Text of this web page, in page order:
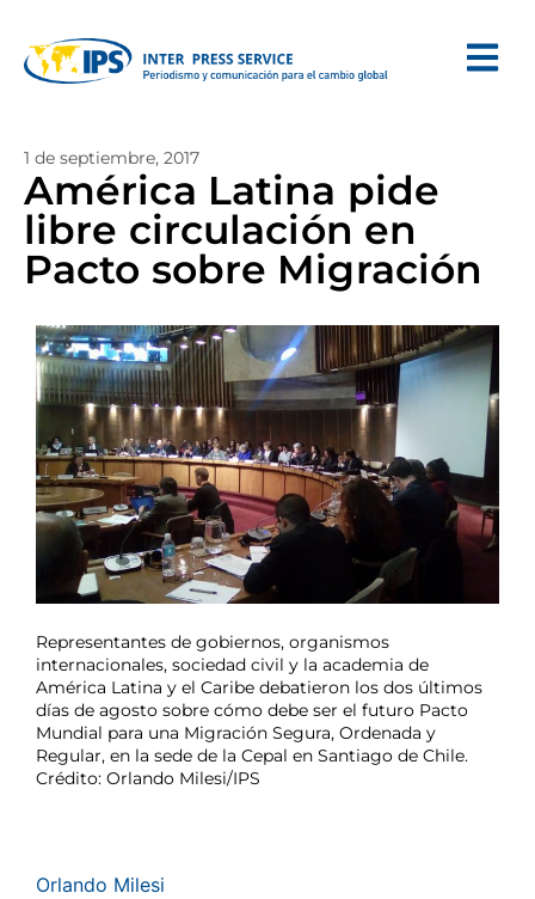
1 de septiembre, 2017
América Latina pide
libre circulación en
Pacto sobre Migración
Representantes de gobiernos, organismos
internacionales, sociedad civil y la academia de
América Latina y el Caribe debatieron los dos últimos
días de agosto sobre cómo debe ser el futuro Pacto
Mundial para una Migración Segura, Ordenada y
Regular, en la sede de la Cepal en Santiago de Chile.
Crédito: Orlando Milesi/IPS
Orlando Milesi